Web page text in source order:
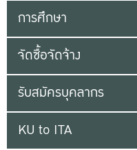
การศึกษา
จัดซื้อจัดจ้าง
รับสมัครบุคลากร
KU to ITA